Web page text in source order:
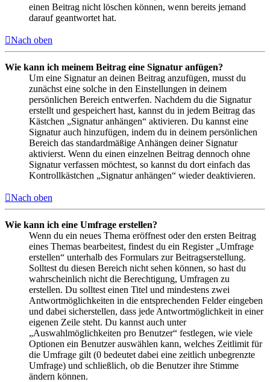
einen Beitrag nicht löschen können, wenn bereits jemand
darauf geantwortet hat.
Nach oben
Wie kann ich meinem Beitrag eine Signatur anfügen?
Um eine Signatur an deinen Beitrag anzufügen, musst du
zunächst eine solche in den Einstellungen in deinem
persönlichen Bereich entwerfen. Nachdem du die Signatur
erstellt und gespeichert hast, kannst du in jedem Beitrag das
Kästchen „Signatur anhängen“ aktivieren. Du kannst eine
Signatur auch hinzufügen, indem du in deinem persönlichen
Bereich das standardmäßige Anhängen deiner Signatur
aktivierst. Wenn du einen einzelnen Beitrag dennoch ohne
Signatur verfassen möchtest, so kannst du dort einfach das
Kontrollkästchen „Signatur anhängen“ wieder deaktivieren.
Nach oben
Wie kann ich eine Umfrage erstellen?
Wenn du ein neues Thema eröffnest oder den ersten Beitrag
eines Themas bearbeitest, findest du ein Register „Umfrage
erstellen“ unterhalb des Formulars zur Beitragserstellung.
Solltest du diesen Bereich nicht sehen können, so hast du
wahrscheinlich nicht die Berechtigung, Umfragen zu
erstellen. Du solltest einen Titel und mindestens zwei
Antwortmöglichkeiten in die entsprechenden Felder eingeben
und dabei sicherstellen, dass jede Antwortmöglichkeit in einer
eigenen Zeile steht. Du kannst auch unter
„Auswahlmöglichkeiten pro Benutzer“ festlegen, wie viele
Optionen ein Benutzer auswählen kann, welches Zeitlimit für
die Umfrage gilt (0 bedeutet dabei eine zeitlich unbegrenzte
Umfrage) und schließlich, ob die Benutzer ihre Stimme
ändern können.